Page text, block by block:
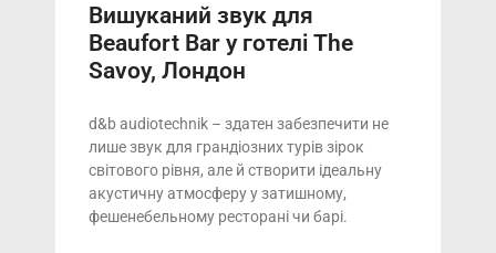
Вишуканий звук для
Beaufort Bar у готелі The
Savoy, Лондон
d&b audiotechnik – здатен забезпечити не
лише звук для грандіозних турів зірок
світового рівня, але й створити ідеальну
акустичну атмосферу у затишному,
фешенебельному ресторані чи барі.